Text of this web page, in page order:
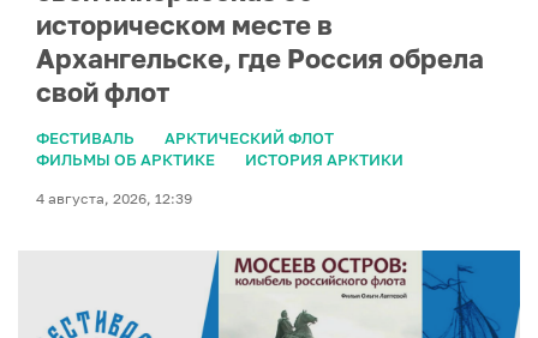
историческом месте в
Архангельске, где Россия обрела
свой флот
ФЕСТИВАЛЬ
АРКТИЧЕСКИЙ ФЛОТ
ФИЛЬМЫ ОБ АРКТИКЕ
ИСТОРИЯ АРКТИКИ
4 августа, 2026, 12:39